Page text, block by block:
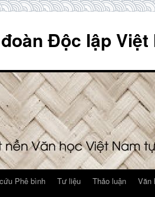
Độc lập Việt
Phê bình Tư liệu Thảo luận Văn